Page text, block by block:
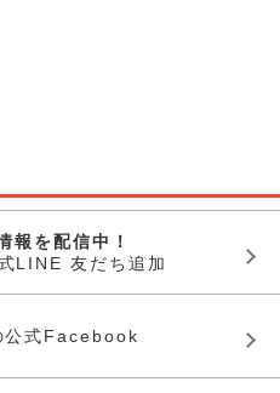
報を配信中！
LINE 友だち追加
公式Facebook